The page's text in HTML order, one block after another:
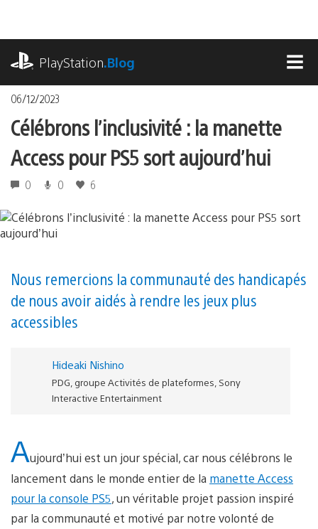
contenu
PlayStation.Blog
06/12/2023
Célébrons l’inclusivité : la manette
Access pour PS5 sort aujourd’hui
0 0 6
Nous remercions la communauté des handicapés
de nous avoir aidés à rendre les jeux plus
accessibles
Hideaki Nishino
PDG, groupe Activités de plateformes, Sony
Interactive Entertainment
Aujourd’hui est un jour spécial, car nous célébrons le
lancement dans le monde entier de la manette Access
pour la console PS5, un véritable projet passion inspiré
par la communauté et motivé par notre volonté de